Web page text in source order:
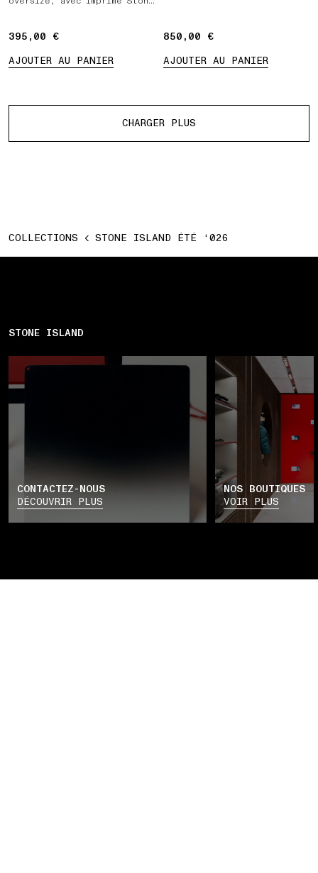
395,00 €
395,00 €
AJOUTER AU PANIER
850,00 €
850,00 €
AJOUTER AU PANIER
CHARGER PLUS
COLLECTIONS STONE ISLAND ÉTÉ ‘026
STONE ISLAND
CONTACTEZ-NOUS
DÉCOUVRIR PLUS
NOS BOUTIQUES
VOIR PLUS